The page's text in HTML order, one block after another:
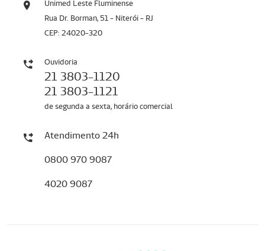
Unimed Leste Fluminense
Rua Dr. Borman, 51 - Niterói - RJ
CEP: 24020-320
Ouvidoria
21 3803-1120
21 3803-1121
de segunda a sexta, horário comercial
Atendimento 24h
0800 970 9087
4020 9087